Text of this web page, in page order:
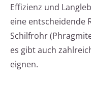
Effizienz und
eine entscheidende
Schilfrohr
es gibt auch
eignen.